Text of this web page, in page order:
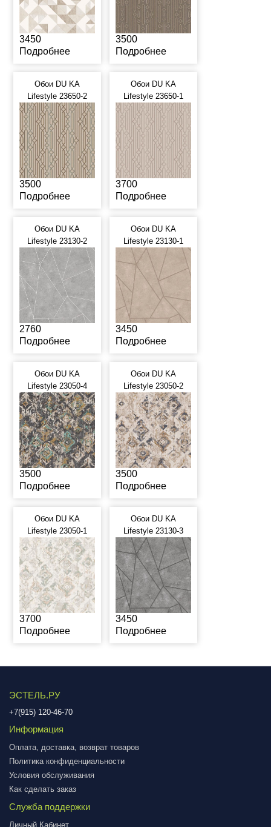
3450
Подробнее
3500
Подробнее
Обои DU KA
Lifestyle 23650-2
3500
Подробнее
Обои DU KA
Lifestyle 23650-1
3700
Подробнее
Обои DU KA
Lifestyle 23130-2
2760
Подробнее
Обои DU KA
Lifestyle 23130-1
3450
Подробнее
Обои DU KA
Lifestyle 23050-4
3500
Подробнее
Обои DU KA
Lifestyle 23050-2
3500
Подробнее
Обои DU KA
Lifestyle 23050-1
3700
Подробнее
Обои DU KA
Lifestyle 23130-3
3450
Подробнее
ЭСТЕЛЬ.РУ
+7(915) 120-46-70
Информация
Оплата, доставка, возврат товаров
Политика конфиденциальности
Условия обслуживания
Как сделать заказ
Служба поддержки
Личный Кабинет